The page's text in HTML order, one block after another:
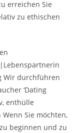
erreichen Sie
zu ethischen
Wir durchführen
‘Dating
enthülle
Sie möchten,
beginnen und zu